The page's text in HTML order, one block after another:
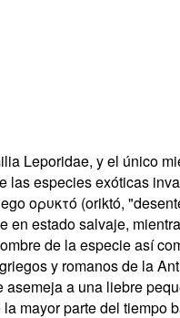
Leporidae, y el único
las especies exóticas
ορυκτό (oriktó,
en estado salvaje,
de la especie así
y romanos de la
a una liebre
mayor parte del tiempo